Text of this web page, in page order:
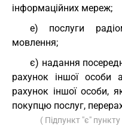
інформаційних мереж;
е) послуги
мовлення;
є) надання
рахунок іншої особи
рахунок іншої особи,
покупцю послуг,
( Підпункт "є"